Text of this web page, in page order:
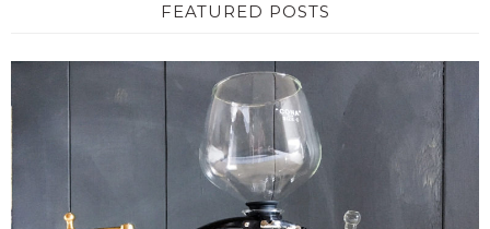
FEATURED POSTS